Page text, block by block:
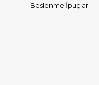
Beslenme İpuçları